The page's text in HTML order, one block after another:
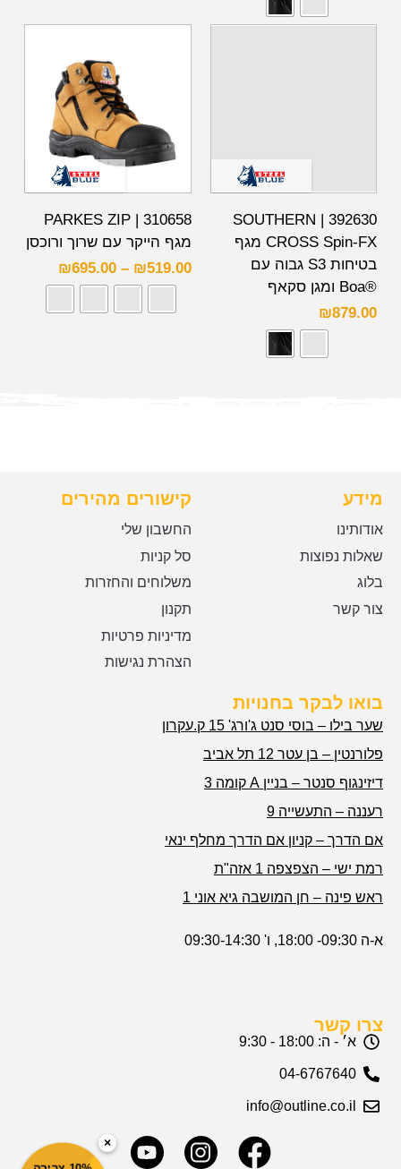
392630 | SOUTHERN
CROSS Spin-FX מגף
בטיחות S3 גבוה עם
®Boa ומגן סקאף
₪879.00
310658 | PARKES ZIP
מגף הייקר עם שרוך ורוכסן
₪519.00
–
₪695.00
מידע
אודותינו
שאלות נפוצות
בלוג
צור קשר
קישורים מהירים
החשבון שלי
סל קניות
משלוחים והחזרות
תקנון
מדיניות פרטיות
הצהרת נגישות
בואו לבקר בחנויות
שער בילו – בוסי סנט ג'ורג' 15 ק.עקרון
פלורנטין – בן עטר 12 תל אביב
דיזינגוף סנטר – בניין A קומה 3
רעננה – התעשייה 9
אם הדרך – קניון אם הדרך מחלף ינאי
רמת ישי – הצפצפה 1 אזה"ת
ראש פינה – חן המושבה גיא אוני 1
א-ה 09:30- 18:00, ו' 09:30-14:30
צרו קשר
א׳ - ה: 18:00 - 9:30
04-6767640
info@outline.co.il
×